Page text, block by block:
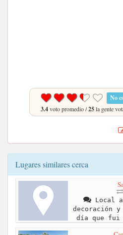
No
3.4voto promedio /25la gente
Lugares similares cerca
Local
decoración
día que fui